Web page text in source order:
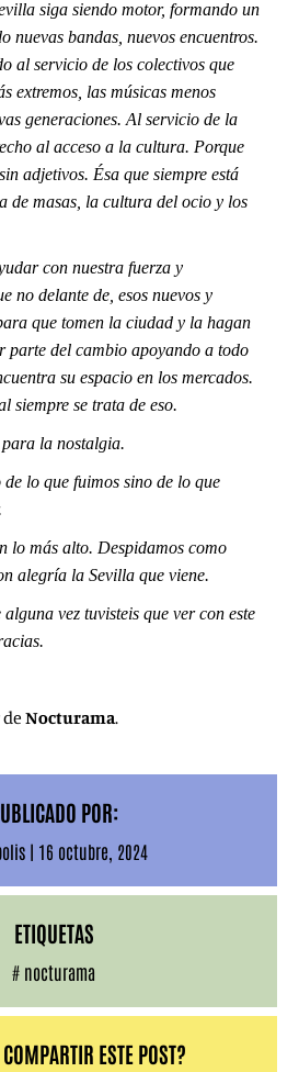
siga siendo motor, formando un
nuevas bandas, nuevos encuentros.
al servicio de los colectivos que
extremos, las músicas menos
generaciones. Al servicio de la
al acceso a la cultura. Porque
adjetivos. Ésa que siempre está
de masas, la cultura del ocio y los
con nuestra fuerza y
no delante de, esos nuevos y
que tomen la ciudad y la hagan
parte del cambio apoyando a todo
su espacio en los mercados.
siempre se trata de eso.
la nostalgia.
lo que fuimos sino de lo que
lo más alto. Despidamos como
alegría la Sevilla que viene.
vez tuvisteis que ver con este
Nocturama.
POR:
| 16 octubre, 2024
ETIQUETAS
# nocturama
ESTE POST?